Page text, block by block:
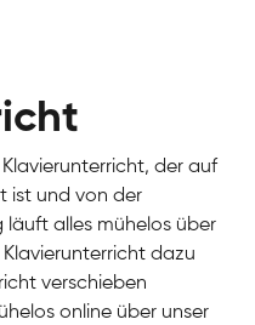
der auf
ist und von der
läuft alles mühelos über
dazu
verschieben
online über unser